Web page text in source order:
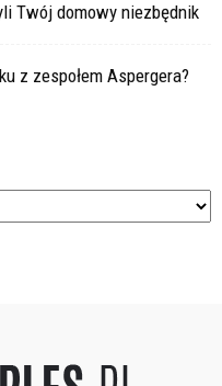
Twój domowy niezbędnik
z zespołem Aspergera?